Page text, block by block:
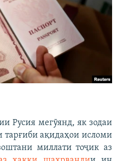
Русия мегӯянд, як зодаи
тарғиби ақидаҳои исломи
миллати тоҷик аз